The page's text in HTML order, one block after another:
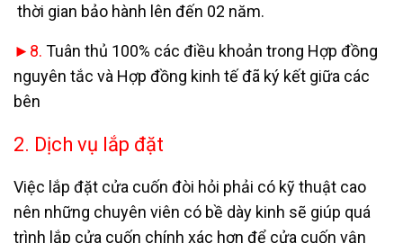
thời gian bảo hành lên đến 02 năm.
►8. Tuân thủ 100% các điều khoản trong Hợp đồng
nguyên tắc và Hợp đồng kinh tế đã ký kết giữa các
bên
2. Dịch vụ lắp đặt
Việc lắp đặt cửa cuốn đòi hỏi phải có kỹ thuật cao
nên những chuyên viên có bề dày kinh sẽ giúp quá
trình lắp cửa cuốn chính xác hơn để cửa cuốn vận